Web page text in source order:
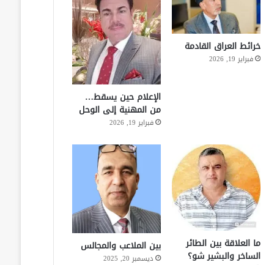
خرائط العراق القادمة
فبراير 19, 2026
الإعلام حين يسقط…
من المهنية إلى الوحل
فبراير 19, 2026
ما العلاقة بين الطائر
الساخر والبشير شو؟
بين الملاعب والمجالس
ديسمبر 20, 2025